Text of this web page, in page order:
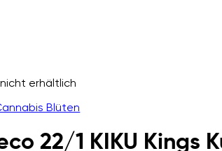
erhältlich
Blüten
22/1 KIKU Kings